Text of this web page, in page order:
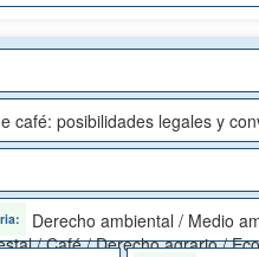
café: posibilidades legales y
Derecho ambiental / Medio
/ Café / Derecho agrario /